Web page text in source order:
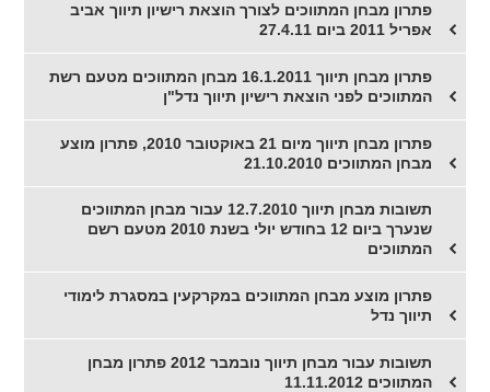
פתרון מבחן המתווכים לצורך הוצאת רישיון תיווך אביב
אפריל 2011 ביום 27.4.11
פתרון מבחן תיווך 16.1.2011 מבחן המתווכים מטעם רשת
המתווכים לפני הוצאת רישיון תיווך נדל"ן
פתרון מבחן תיווך מיום 21 באוקטובר 2010, פתרון מוצע
מבחן המתווכים 21.10.2010
תשובות מבחן תיווך 12.7.2010 עבור מבחן המתווכים
שנערך ביום 12 בחודש יולי בשנת 2010 מטעם רשם
המתווכים
פתרון מוצע מבחן המתווכים במקרקעין במסגרת לימודי
תיווך נדל
תשובות עבור מבחן תיווך נובמבר 2012 פתרון מבחן
המתווכים 11.11.2012